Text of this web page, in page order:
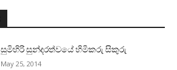
සුමිහිරි සුන්දරත්වයේ හිමිකරු සිකුරු
May 25, 2014